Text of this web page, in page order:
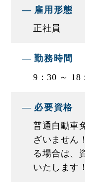
■モデル年収例
年収400万円／25
※内定後は試験雇
ィードバックを
望の給与と能力
で安心です。
■入社後のサポー
雇用形態
正社員
勤務時間
9：30 ～ 18
必要資格
普通自動車
ざいません
る場合は、
いたします！